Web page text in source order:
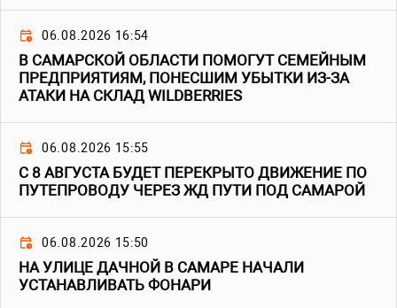
06.08.2026 16:54
В САМАРСКОЙ ОБЛАСТИ ПОМОГУТ СЕМЕЙНЫМ
ПРЕДПРИЯТИЯМ, ПОНЕСШИМ УБЫТКИ ИЗ-ЗА
АТАКИ НА СКЛАД WILDBERRIES
06.08.2026 15:55
С 8 АВГУСТА БУДЕТ ПЕРЕКРЫТО ДВИЖЕНИЕ ПО
ПУТЕПРОВОДУ ЧЕРЕЗ ЖД ПУТИ ПОД САМАРОЙ
06.08.2026 15:50
НА УЛИЦЕ ДАЧНОЙ В САМАРЕ НАЧАЛИ
УСТАНАВЛИВАТЬ ФОНАРИ